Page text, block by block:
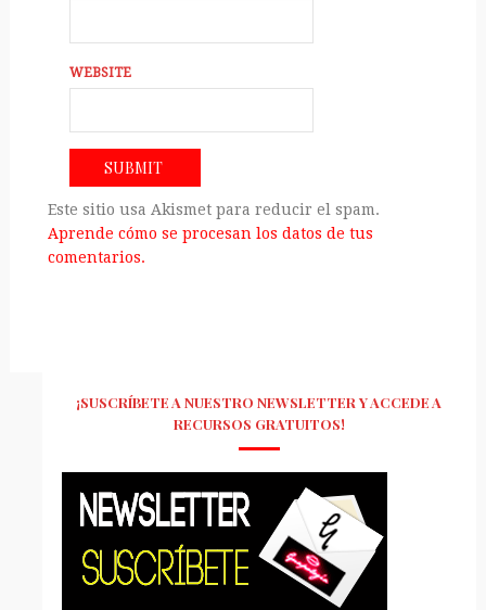
WEBSITE
Este sitio usa Akismet para reducir el spam.
Aprende cómo se procesan los datos de tus
comentarios.
¡SUSCRÍBETE A NUESTRO NEWSLETTER Y ACCEDE A
RECURSOS GRATUITOS!